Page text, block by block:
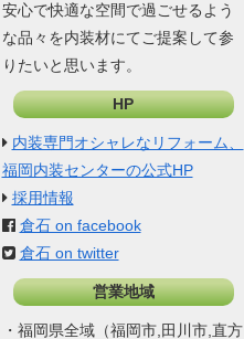
安心で快適な空間で過ごせるよう
な品々を内装材にてご提案して参
りたいと思います。
HP
内装専門オシャレなリフォーム、
福岡内装センターの公式HP
採用情報
倉石 on facebook
倉石 on twitter
営業地域
・福岡県全域（福岡市,田川市,直方